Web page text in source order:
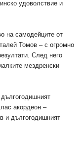
удоволствие и
на самодейците от
Томов – с огромно
След него
мездренски
акордеон –
и дългогодишният